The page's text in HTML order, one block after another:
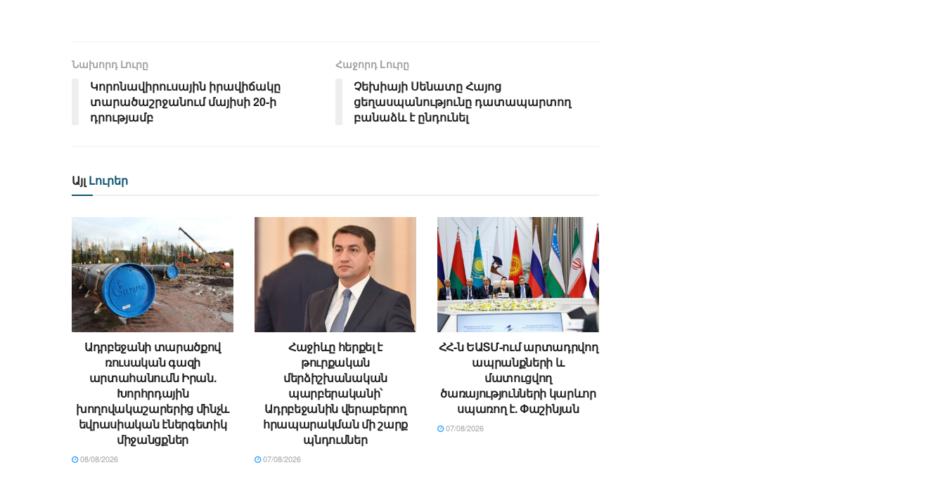
Նախորդ Լուրը
Կորոնավիրուսային իրավիճակը
տարածաշրջանում մայիսի 20-ի
դրությամբ
Հաջորդ Lուրը
Չեխիայի Սենատը Հայոց
ցեղասպանությունը դատապարտող
բանաձև է ընդունել
Այլ Լուրեր
Ադրբեջանի տարածքով
ռուսական գազի
արտահանումն Իրան.
Խորհրդային
խողովակաշարերից մինչև
եվրասիական էներգետիկ
միջանցքներ
08/08/2026
Հաջիևը հերքել է
թուրքական
մերձիշխանական
պարբերականի՝
Ադրբեջանին վերաբերող
հրապարակման մի շարք
պնդումներ
07/08/2026
ՀՀ-ն ԵԱՏՄ-ում արտադրվող
ապրանքների և
մատուցվող
ծառայությունների կարևոր
սպառող է. Փաշինյան
07/08/2026